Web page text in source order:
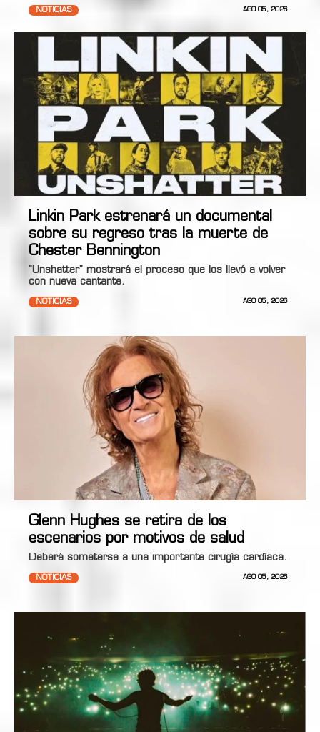
NOTICIAS AGO 05, 2026
Linkin Park estrenará un documental
sobre su regreso tras la muerte de
Chester Bennington
"Unshatter" mostrará el proceso que los llevó a volver
con nueva cantante.
NOTICIAS AGO 05, 2026
Glenn Hughes se retira de los
escenarios por motivos de salud
Deberá someterse a una importante cirugía cardíaca.
NOTICIAS AGO 05, 2026